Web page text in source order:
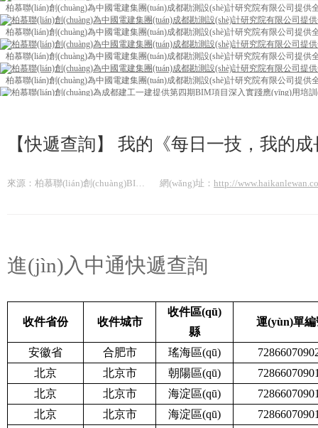
柏慕聯(lián)創(chuàng)為中國電建集團(tuán)成都勘測設(shè)計研究院有限公司提
柏慕聯(lián)創(chuàng)為中國電建集團(tuán)成都勘測設(shè)計研究院有限公司提
柏慕聯(lián)創(chuàng)為中國電建集團(tuán)成都勘測設(shè)計研究院有限公司提
柏慕聯(lián)創(chuàng)為中國電建集團(tuán)成都勘測設(shè)計研究院有限公司提
柏慕聯(lián)創(chuàng)為成都建工一建提供第四期BIM項目深入實踐應(yīng)用培訓
柏慕聯(lián)創(chuàng)為中冶建工集團(tuán)提供基于Dynamo的市政路橋隧解決方
柏慕聯(lián)創(chuàng)為海南生態(tài)軟件園集團(tuán)有限公司提供企業(yè)BIM基
柏慕聯(lián)創(chuàng)為海南生態(tài)軟件園集團(tuán)有限公司提供企業(yè)BIM基
柏慕聯(lián)創(chuàng)為海南生態(tài)軟件園集團(tuán)有限公司提供企業(yè)BIM基
柏慕聯(lián)創(chuàng)為中南建筑設(shè)計院股份有限公司提供2021年新員工入
柏慕聯(lián)創(chuàng)為中南建筑設(shè)計院股份有限公司提供2021年新員工入
柏慕聯(lián)創(chuàng)為中南建筑設(shè)計院股份有限公司提供2021年新員工入
【快遞查詢】 我的《每日一技，我的成
來源：柏慕聯(lián)創(chuàng)BIM技術(shù)服務(wù) 網(wǎng)址： http://
進(jìn)入中通快遞查詢
收件省份 收件城市
收件區(qū)
縣
運(yùn)單編
安徽省 合肥市 瑤海區(qū)
北京
北京市 朝陽區(qū)
北京
北京市 海淀區(qū)
北京
北京市 海淀區(qū)